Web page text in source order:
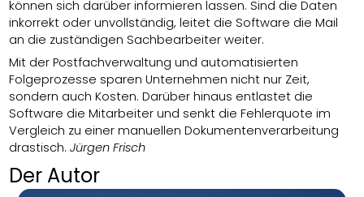
können sich darüber informieren lassen. Sind die Daten
inkorrekt oder unvollständig, leitet die Software die Mail
an die zuständigen Sachbearbeiter weiter.
Mit der Postfachverwaltung und automatisierten
Folgeprozesse sparen Unternehmen nicht nur Zeit,
sondern auch Kosten. Darüber hinaus entlastet die
Software die Mitarbeiter und senkt die Fehlerquote im
Vergleich zu einer manuellen Dokumentenverarbeitung
drastisch.Jürgen Frisch
Der Autor